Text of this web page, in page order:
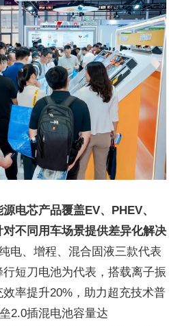
电芯产品覆盖EV、PHEV、
不同用车场景提供差异化解决
电、增程、混合固液三款代表
短刀电池为代表，搭载离子振
率提升20%，助力超充技术普
2.0插混电池容量达